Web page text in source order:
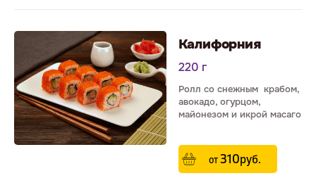
Калифорния
220 г
Ролл со снежным крабом,
авокадо, огурцом,
майонезом и икрой масаго
от310руб.